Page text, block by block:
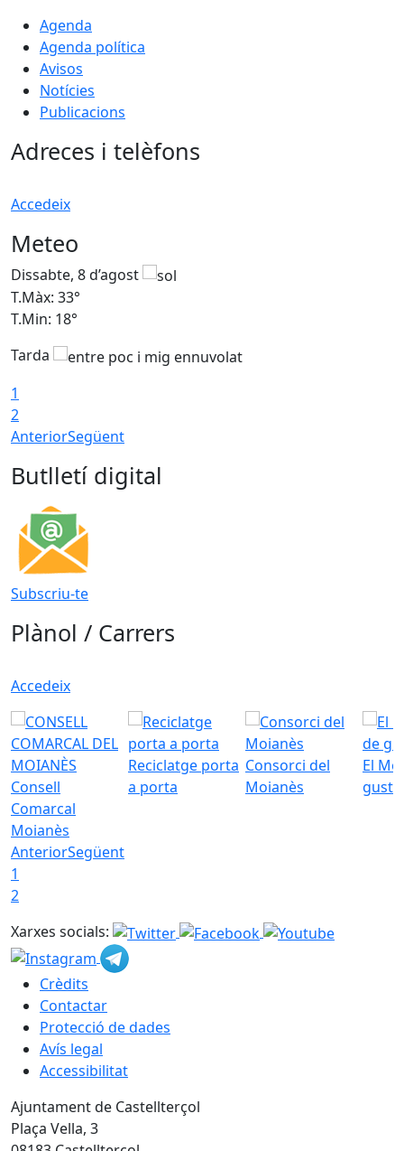
Agenda
Agenda política
Avisos
Notícies
Publicacions
Adreces i telèfons
Accedeix
Meteo
Dissabte, 8 d’agost
T.Màx: 33°
T.Min: 18°
Tarda
1
2
AnteriorSegüent
Butlletí digital
Subscriu-te
Plànol / Carrers
Accedeix
Consell
Comarcal
Moianès
Reciclatge porta
a porta
Consorci del
Moianès
El
gust
AnteriorSegüent
1
2
Xarxes socials:
Crèdits
Contactar
Protecció de dades
Avís legal
Accessibilitat
Ajuntament de Castellterçol
Plaça Vella, 3